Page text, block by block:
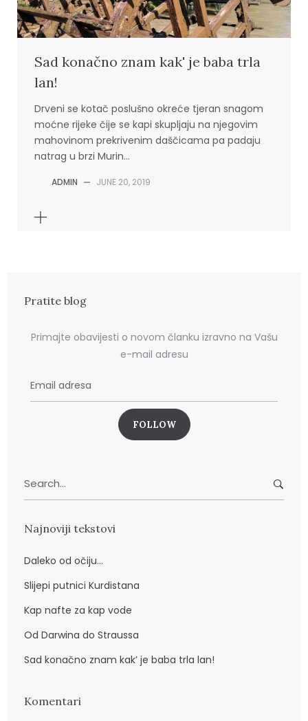
Sad konačno znam kak' je baba trla
lan!
Drveni se kotač poslušno okreće tjeran snagom
moćne rijeke čije se kapi skupljaju na njegovim
mahovinom prekrivenim daščicama pa padaju
natrag u brzi Murin…
ADMIN — JUNE 20, 2019
Pratite blog
Primajte obavijesti o novom članku izravno na Vašu
e-mail adresu
E
d
r
s
for:
Najnoviji tekstovi
Daleko od očiju…
Slijepi putnici Kurdistana
Kap nafte za kap vode
Od Darwina do Straussa
Sad konačno znam kak’ je baba trla lan!
Komentari